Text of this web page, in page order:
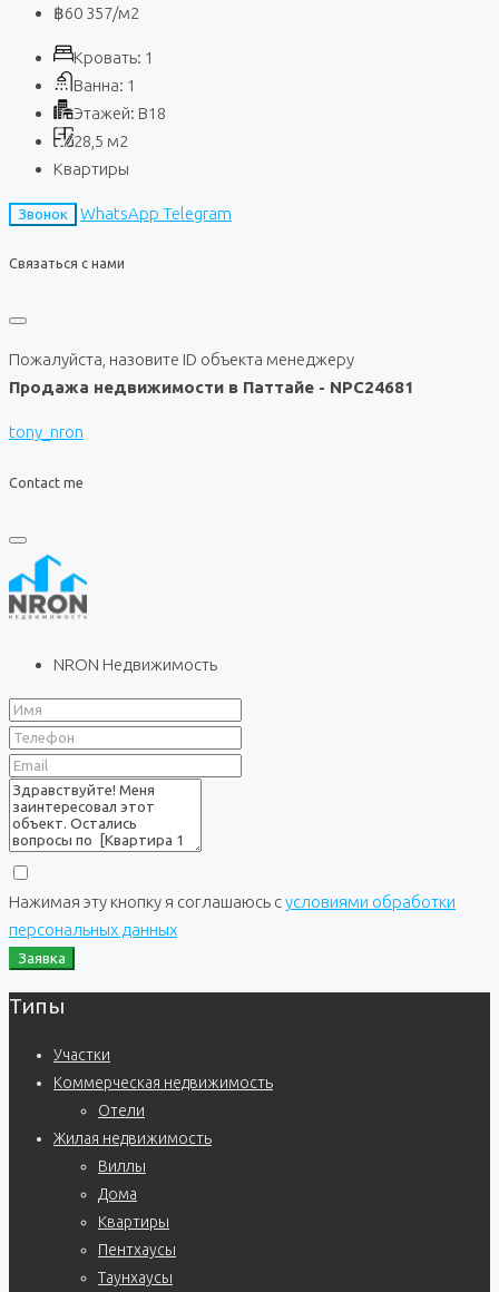
฿60 357/м2
Кровать: 1
Ванна: 1
Этажей: B18
28,5 м2
Квартиры
Звонок WhatsApp Telegram
Связаться с нами
Пожалуйста, назовите ID объекта менеджеру
Продажа недвижимости в Паттайе - NPC24681
tony_nron
Contact me
NRON Недвижимость
Нажимая эту кнопку я соглашаюсь сусловиями обработки
персональных данных
Заявка
Типы
Участки
Коммерческая недвижимость
Отели
Жилая недвижимость
Виллы
Дома
Квартиры
Пентхаусы
Таунхаусы